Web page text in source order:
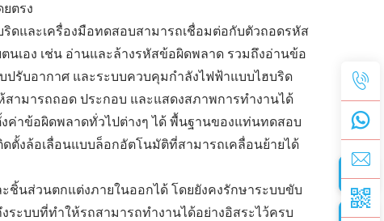
ตรง
ดและเครื่องมือทดสอบสามารถเชื่อมต่อกับตัวถอดรหัส
เอง เช่น อ่านและล้างรหัสข้อผิดพลาด รวมถึงอ่านข้อ
ปรับอากาศ และระบบควบคุมกำลังไฟฟ้าแบบไฮบริด
ามารถถอด ประกอบ และแสดงสภาพการทำงานได้
ค่าข้อผิดพลาดทั่วไปต่างๆ ได้ พื้นฐานของแท่นทดสอบ
ตั้งล้อเลื่อนแบบล็อกอัตโนมัติที่สามารถเคลื่อนย้ายได้
ชิ้นส่วนตกแต่งภายในออกได้ โดยยังคงรักษาระบบขับ
ระบบที่ทำให้รถสามารถทำงานได้อย่างอิสระไว้ครบ